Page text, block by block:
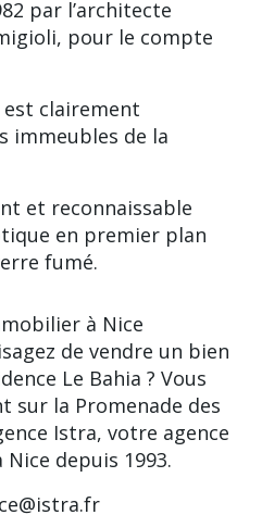
par l’architecte
pour le compte
est clairement
immeubles de la
et reconnaissable
en premier plan
fumé.
à Nice
de vendre un bien
Le Bahia ? Vous
sur la Promenade des
Istra, votre agence
depuis 1993.